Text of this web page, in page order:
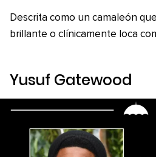
Descrita como un camaleón
brillante o clínicamente loca
Yusuf Gatewood